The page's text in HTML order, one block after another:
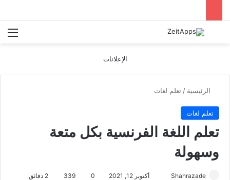
بحث عن
الإعلانات
الرئيسية / تعلم لغات
تعلم لغات
تعلم اللغة الفرنسية بكل متعة
وسهولة
Shahrazade أكتوبر 12, 2021 0
339